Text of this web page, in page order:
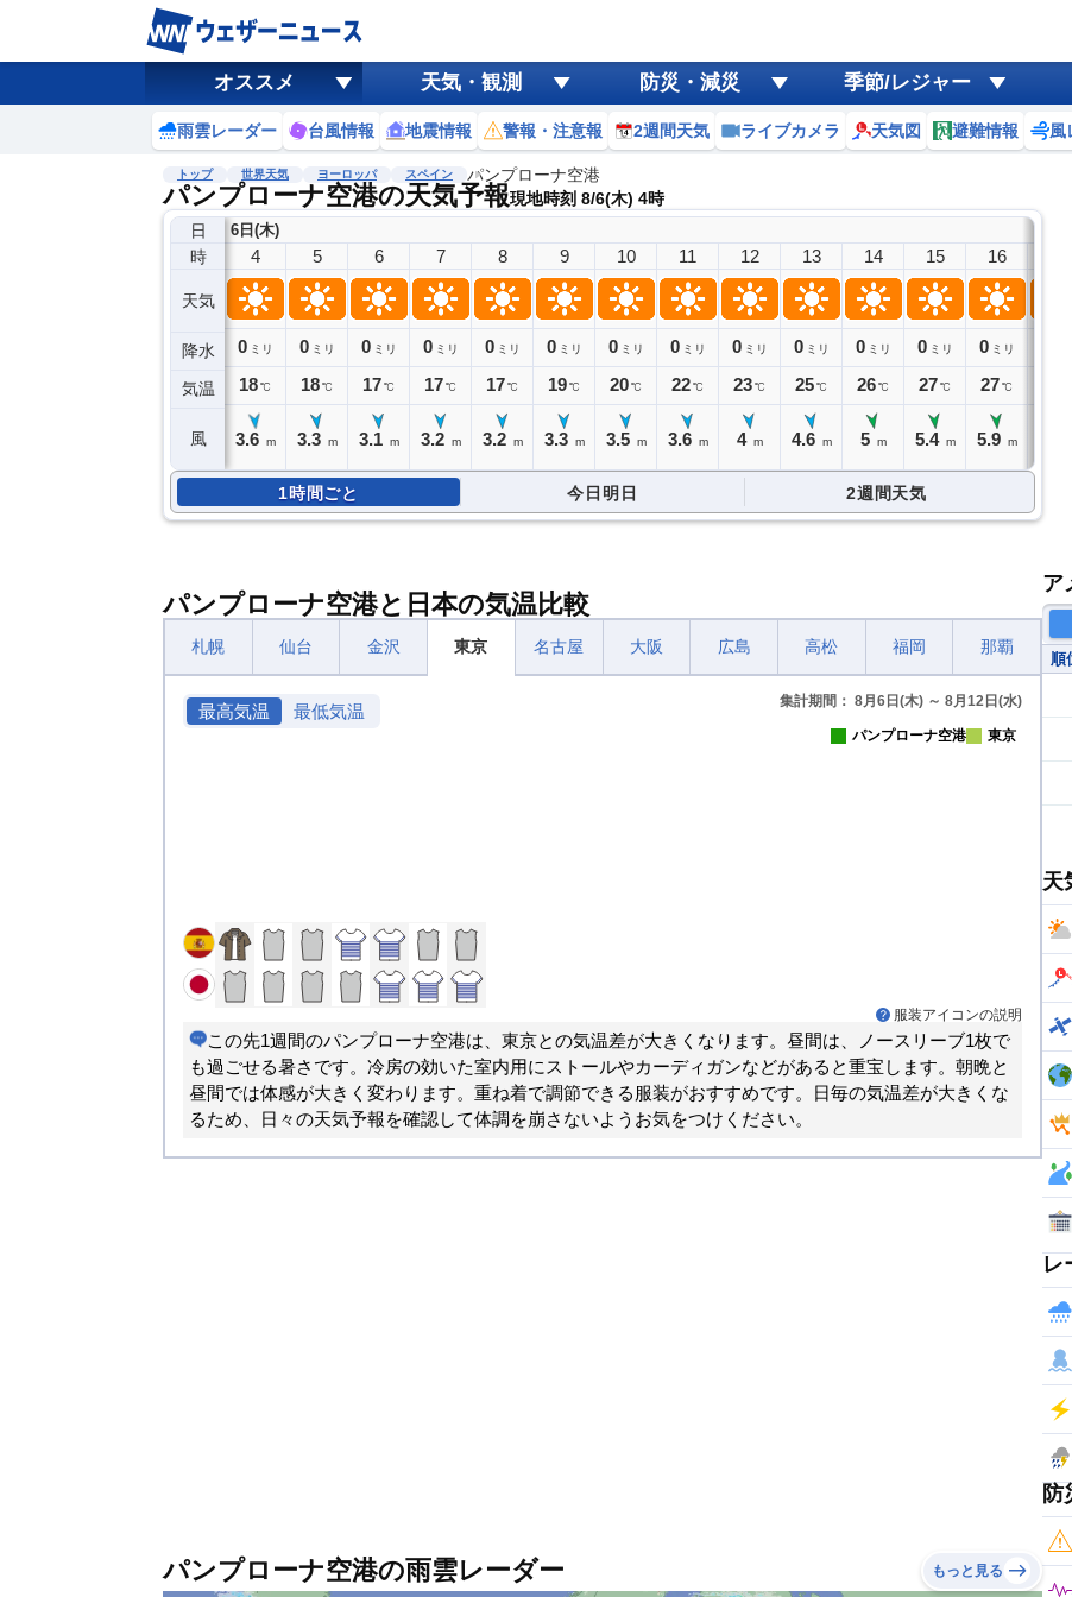
オススメ 天気・観測 防災・減災 季節/レジャー
雨雲レーダー 台風情報 地震情報 警報・注意報 2週間天気 ライブカメラ 天気図 避難情報 風
トップ 世界天気 ヨーロッパ スペイン パンプローナ空港
パンプローナ空港の天気予報現地時刻 8/6(木) 4時
日
時
天気
降水
気温
風
6日(木)
4
0 ミリ
18℃
3.6 m
5
0 ミリ
18℃
3.3 m
6
0 ミリ
17℃
3.1 m
7
0 ミリ
17℃
3.2 m
8
0 ミリ
17℃
3.2 m
9
0 ミリ
19℃
3.3 m
10
0 ミリ
20℃
3.5 m
11
0 ミリ
22℃
3.6 m
12
0 ミリ
23℃
4 m
13
0 ミリ
25℃
4.6 m
14
0 ミリ
26℃
5 m
15
0 ミリ
27℃
5.4 m
16
0 ミリ
27℃
5.9 m
1時間ごと 今日明日 2週間天気
パンプローナ空港と日本の気温比較
札幌 仙台 金沢 東京 名古屋 大阪 広島 高松 福岡 那覇
最高気温 最低気温
集計期間： 8月6日(木) ～ 8月12日(水)
パンプローナ空港 東京
服装アイコンの説明
この先1週間のパンプローナ空港は、東京との気温差が大きくなります。昼間は、ノースリーブ1枚で
も過ごせる暑さです。冷房の効いた室内用にストールやカーディガンなどがあると重宝します。朝晩と
昼間では体感が大きく変わります。重ね着で調節できる服装がおすすめです。日毎の気温差が大きくな
るため、日々の天気予報を確認して体調を崩さないようお気をつけください。
パンプローナ空港の雨雲レーダー もっと見る
ア
順
天
レ
防